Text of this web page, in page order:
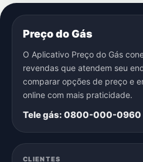
Preço do Gás
O Aplicativo Preço do Gás
revendas que atendem seu
comparar opções de preço e
online com mais praticidade.
Tele gás: 0800-000-0960
CLIENTES